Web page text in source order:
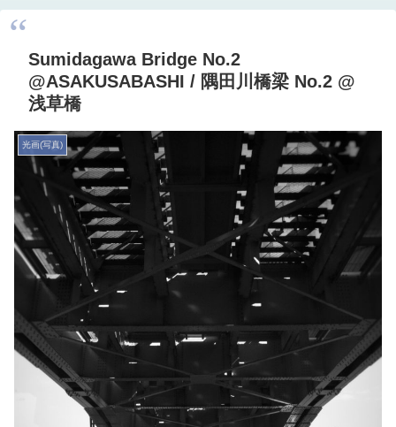
Sumidagawa Bridge No.2
@ASAKUSABASHI / 隅田川橋梁 No.2 @
浅草橋
光画(写真)